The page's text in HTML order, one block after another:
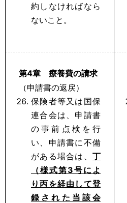
約しなければなら
ないこと。
第4章 療養費の請求
（申請書の返戻）
保険者等又は国保
連合会は、申請書
の事前点検を行
い、申請書に不備
がある場合は、 丁
（様式第3号によ
り丙を経由して登
録された当該会